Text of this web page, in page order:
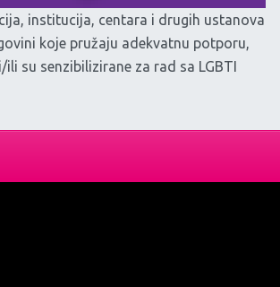
institucija, centara i drugih ustanova
koje pružaju adekvatnu potporu,
ili su senzibilizirane za rad sa LGBTI